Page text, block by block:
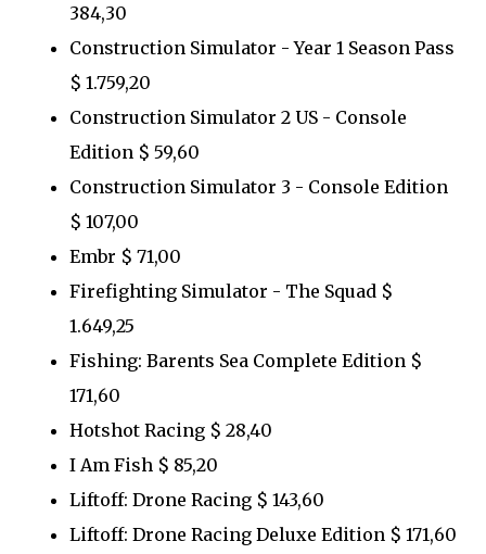
384,30
Construction Simulator - Year 1 Season Pass
$ 1.759,20
Construction Simulator 2 US - Console
Edition $ 59,60
Construction Simulator 3 - Console Edition
$ 107,00
Embr $ 71,00
Firefighting Simulator - The Squad $
1.649,25
Fishing: Barents Sea Complete Edition $
171,60
Hotshot Racing $ 28,40
I Am Fish $ 85,20
Liftoff: Drone Racing $ 143,60
Liftoff: Drone Racing Deluxe Edition $ 171,60